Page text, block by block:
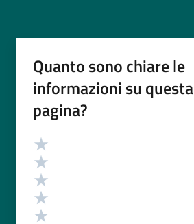
Quanto sono chiare le
informazioni su questa
pagina?
Valutazione